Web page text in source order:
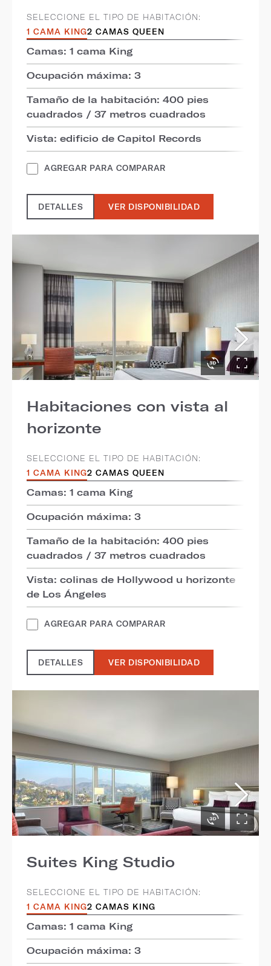
SELECCIONE EL TIPO DE HABITACIÓN:
1 CAMA KING2 CAMAS QUEEN
Camas: 1 cama King
Ocupación máxima: 3
Tamaño de la habitación: 400 pies
cuadrados / 37 metros cuadrados
Vista: edificio de Capitol Records
AGREGAR PARA COMPARAR
DETALLES VER DISPONIBILIDAD
Habitaciones con vista al
horizonte
SELECCIONE EL TIPO DE HABITACIÓN:
1 CAMA KING2 CAMAS QUEEN
Camas: 1 cama King
Ocupación máxima: 3
Tamaño de la habitación: 400 pies
cuadrados / 37 metros cuadrados
Vista: colinas de Hollywood u horizonte
de Los Ángeles
AGREGAR PARA COMPARAR
DETALLES VER DISPONIBILIDAD
Suites King Studio
SELECCIONE EL TIPO DE HABITACIÓN:
1 CAMA KING2 CAMAS KING
Camas: 1 cama King
Ocupación máxima: 3